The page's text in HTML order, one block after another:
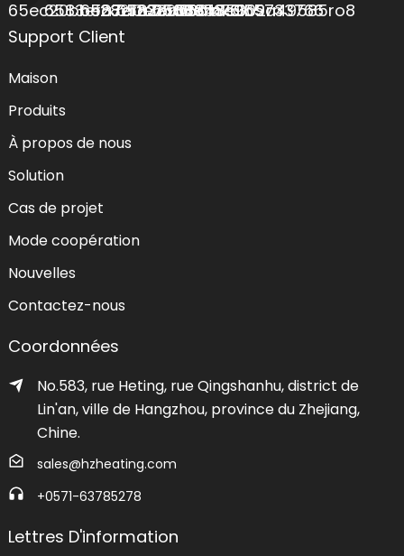
Support Client
Maison
Produits
À propos de nous
Solution
Cas de projet
Mode coopération
Nouvelles
Contactez-nous
Coordonnées
No.583, rue Heting, rue Qingshanhu, district de
Lin'an, ville de Hangzhou, province du Zhejiang,
Chine.
sales@hzheating.com
+0571-63785278
Lettres D'information